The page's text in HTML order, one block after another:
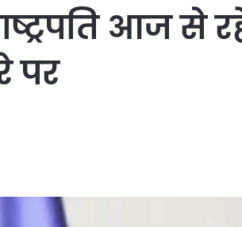
आज से
पर